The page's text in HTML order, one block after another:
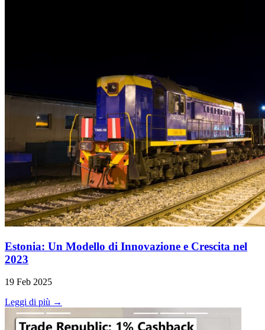
Estonia: Un Modello di Innovazione e Crescita nel
2023
19 Feb 2025
Leggi di più →